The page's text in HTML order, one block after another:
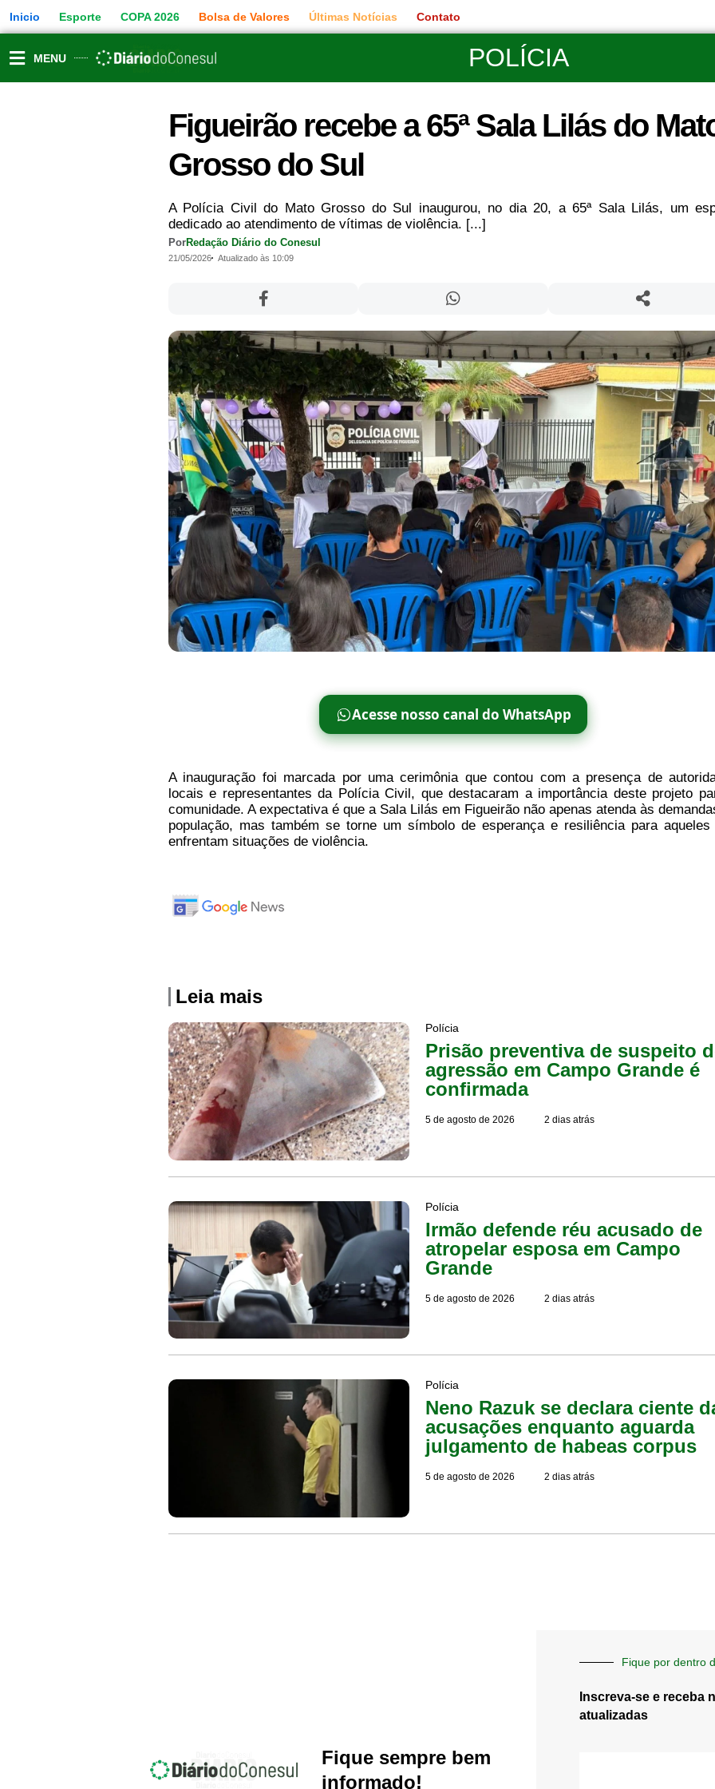
para
o
conteúdo
Inicio Esporte COPA 2026 Bolsa de Valores Últimas Notícias Contato
MENU POLÍCIA
Figueirão recebe a 65ª Sala Lilás do
Grosso do Sul
A Polícia Civil do Mato Grosso do Sul inaugurou, no dia 20, a 65ª Sala Lilás, um
dedicado ao atendimento de vítimas de violência. [...]
PorRedação Diário do Conesul
21/05/2026 Atualizado às 10:09
Acesse nosso canal do WhatsApp
A inauguração foi marcada por uma cerimônia que contou com a presença de
locais e representantes da Polícia Civil, que destacaram a importância deste projeto
comunidade. A expectativa é que a Sala Lilás em Figueirão não apenas atenda às
população, mas também se torne um símbolo de esperança e resiliência para aqueles
enfrentam situações de violência.
Leia mais
Polícia
Prisão preventiva de suspeito
agressão em Campo Grande é
confirmada
5 de agosto de 2026 2 dias atrás
Polícia
Irmão defende réu acusado de
atropelar esposa em Campo
Grande
5 de agosto de 2026 2 dias atrás
Polícia
Neno Razuk se declara ciente
acusações enquanto aguarda
julgamento de habeas corpus
5 de agosto de 2026 2 dias atrás
Fique sempre bem
informado!
Fique por dentro
Inscreva-se e receba
atualizadas